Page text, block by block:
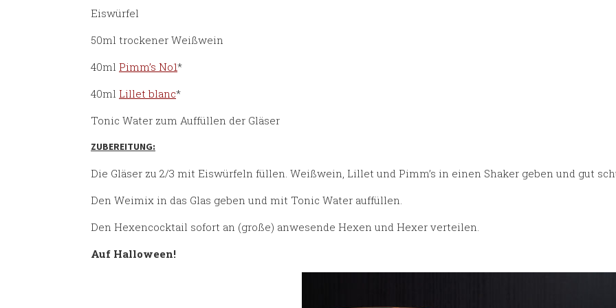
Eiswürfel
50ml trockener Weißwein
40ml Pimm’s No1*
40ml Lillet blanc*
Tonic Water zum Auffüllen der Gläser
ZUBEREITUNG:
Die Gläser zu 2/3 mit Eiswürfeln füllen. Weißwein, Lillet und Pimm’s in einen Shaker geben und gut
Den Weimix in das Glas geben und mit Tonic Water auffüllen.
Den Hexencocktail sofort an (große) anwesende Hexen und Hexer verteilen.
Auf Halloween!